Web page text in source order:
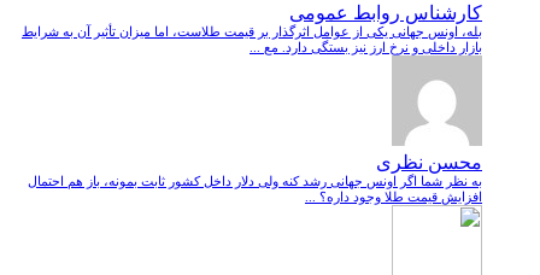
کارشناس روابط عمومی
بله، اونس جهانی یکی از عوامل اثرگذار بر قیمت طلاست، اما میزان تأثیر آن به شرایط
بازار داخلی و نرخ ارز نیز بستگی دارد. مع ...
محسن نظری
به نظر شما اگر اونس جهانی رشد کنه ولی دلار داخل کشور ثابت بمونه، باز هم احتمال
افزایش قیمت طلا وجود داره؟ ...